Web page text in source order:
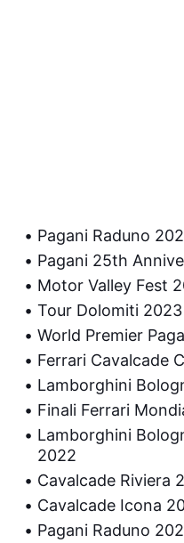
Pagani Raduno
Pagani 25th
Motor Valley Fest
Tour Dolomiti 2023
World Premier
Ferrari Cavalcade
Lamborghini
Finali Ferrari
Lamborghini
2022
Cavalcade Riviera
Cavalcade Icona
Pagani Raduno